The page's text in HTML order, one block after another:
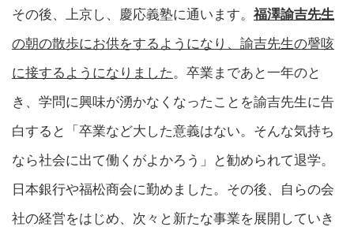
その後、上京し、慶応義塾に通います。 福澤諭吉先生
の朝の散歩にお供をするようになり、諭吉先生の謦咳
に接するようになりました 。卒業まであと一年のと
き、学問に興味が湧かなくなったことを諭吉先生に告
白すると「卒業など大した意義はない。そんな気持ち
なら社会に出て働くがよかろう」と勧められて退学。
日本銀行や福松商会に勤めました。その後、自らの会
社の経営をはじめ、次々と新たな事業を展開していき